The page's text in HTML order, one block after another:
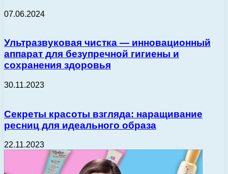
07.06.2024
Ультразвуковая чистка — инновационный
аппарат для безупречной гигиены и
сохранения здоровья
30.11.2023
Секреты красоты взгляда: наращивание
ресниц для идеального образа
22.11.2023